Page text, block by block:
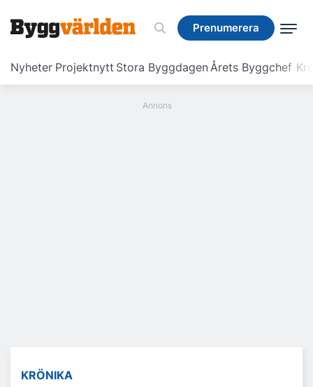
Prenumerera
Nyheter Projektnytt Stora ByggdagenÅrets Byggchef
Prenumerera
KRÖNIKA